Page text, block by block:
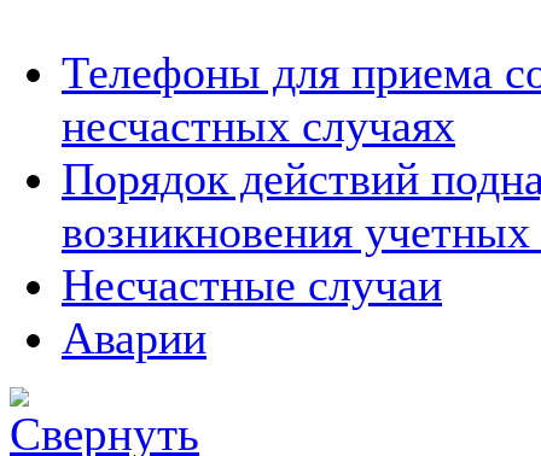
Телефоны для приема
несчастных случаях
Порядок действий
возникновения
Несчастные случаи
Аварии